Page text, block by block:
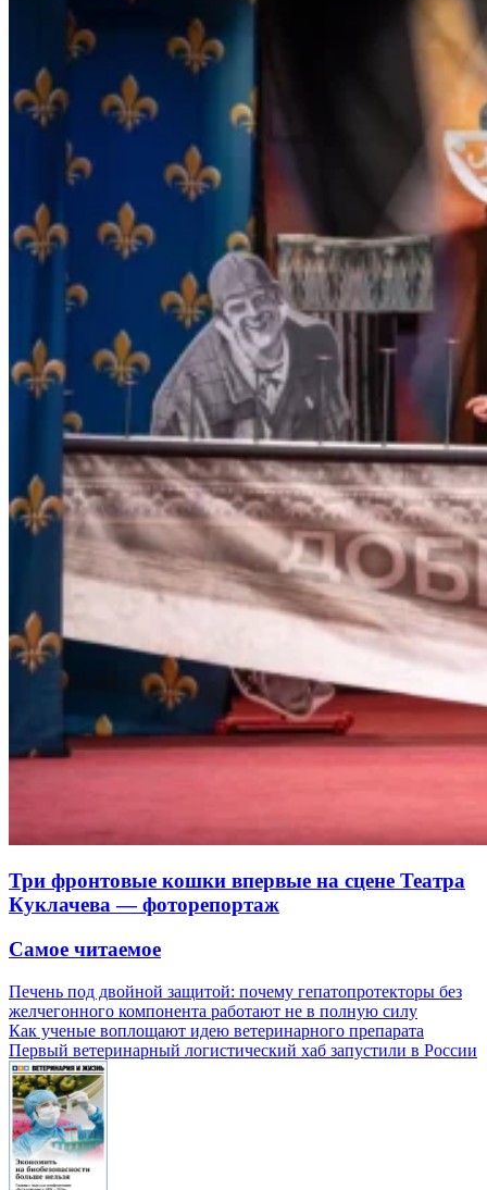
Три фронтовые кошки впервые на сцене Театра
Куклачева — фоторепортаж
Самое читаемое
Печень под двойной защитой: почему гепатопротекторы без
желчегонного компонента работают не в полную силу
Как ученые воплощают идею ветеринарного препарата
Первый ветеринарный логистический хаб запустили в России